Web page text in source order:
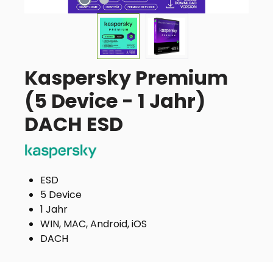
Kaspersky Premium
(5 Device - 1 Jahr)
DACH ESD
ESD
5 Device
1 Jahr
WIN, MAC, Android, iOS
DACH